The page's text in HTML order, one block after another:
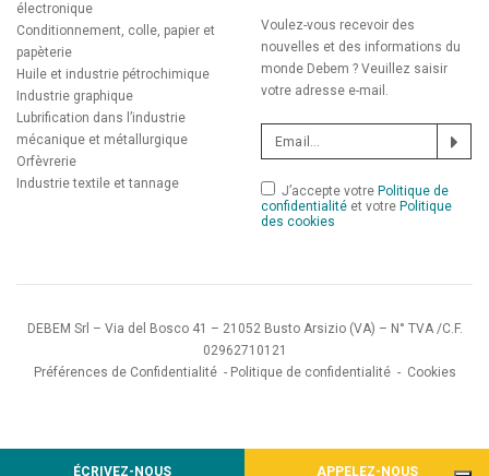
ÉCRIVEZ-NOUS APPELEZ-NOUS
électronique
Conditionnement, colle, papier et
papèterie
Huile et industrie pétrochimique
Industrie graphique
Lubrification dans l’industrie
mécanique et métallurgique
Orfèvrerie
Industrie textile et tannage
Voulez-vous recevoir des
nouvelles et des informations du
monde Debem ? Veuillez saisir
votre adresse e-mail.
J’accepte votre Politique de
confidentialité et votre Politique
des cookies
DEBEM Srl – Via del Bosco 41 – 21052 Busto Arsizio (VA) – N° TVA /C.F.
02962710121
Préférences de Confidentialité - Politique de confidentialité - Cookies